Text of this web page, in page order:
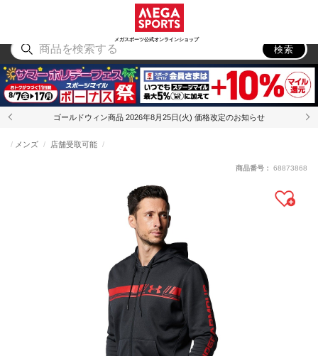
メガスポーツ公式オンラインショップ
アウトドア
検索
ゴールドウィン商品 2026年8月25日(火) 価格改定のお知らせ
メンズ 店舗受取可能
商品番号： 68873868